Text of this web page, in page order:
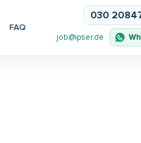
030
job@ipser.de
FAQ